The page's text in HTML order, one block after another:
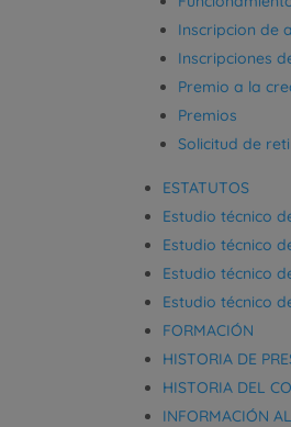
Inscripcion de
Inscripciones
Premio a la
Premios
Solicitud de
ESTATUTOS
Estudio técnico
Estudio técnico
Estudio técnico
Estudio técnico
FORMACIÓN
HISTORIA DE
HISTORIA DEL
INFORMACIÓN